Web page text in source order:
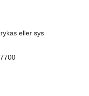
eller sys